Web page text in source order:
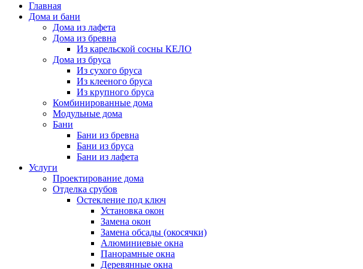
Главная
Дома и бани
Дома из лафета
Дома из бревна
Из карельской сосны КЕЛО
Дома из бруса
Из сухого бруса
Из клееного бруса
Из крупного бруса
Комбинированные дома
Модульные дома
Бани
Бани из бревна
Бани из бруса
Бани из лафета
Услуги
Проектирование дома
Отделка срубов
Остекление под ключ
Установка окон
Замена окон
Замена обсады (окосячки)
Алюминиевые окна
Панорамные окна
Деревянные окна